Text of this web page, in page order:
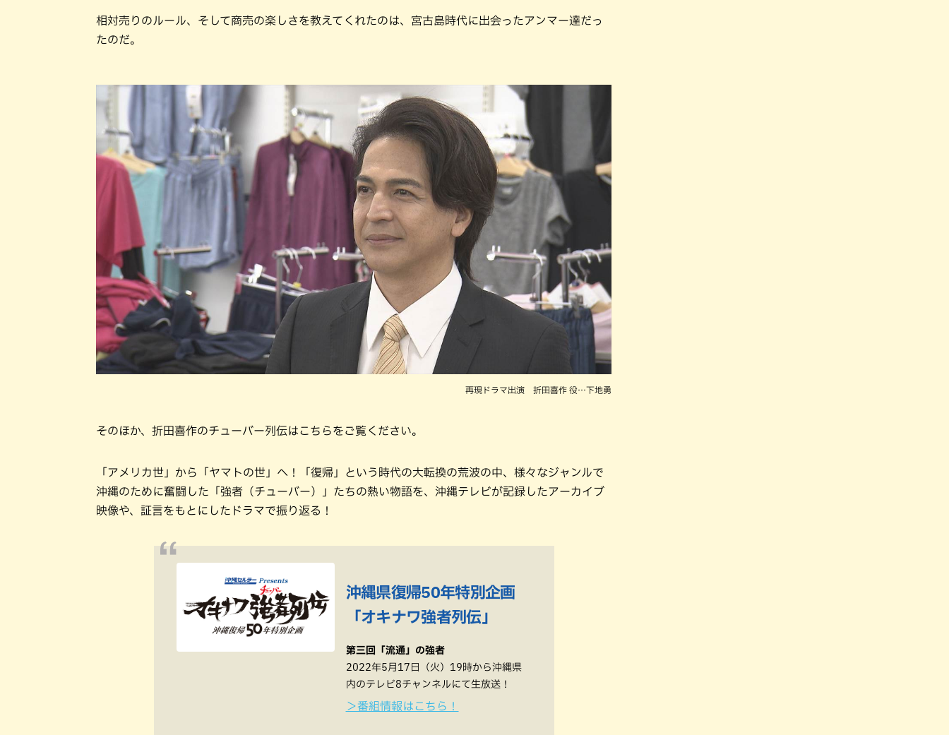
相対売りのルール、そして商売の楽しさを教えてくれたのは、宮古島時代に出会ったアンマー達だっ
たのだ。
再現ドラマ出演 折田喜作 役…下地勇
そのほか、折田喜作のチューバー列伝はこちらをご覧ください。
「アメリカ世」から「ヤマトの世」へ！「復帰」という時代の大転換の荒波の中、様々なジャンルで
沖縄のために奮闘した「強者（チューバー）」たちの熱い物語を、沖縄テレビが記録したアーカイブ
映像や、証言をもとにしたドラマで振り返る！
沖縄県復帰50年特別企画
「オキナワ強者列伝」
第三回「流通」の強者
2022年5月17日（火）19時から沖縄県
内のテレビ8チャンネルにて生放送！
＞番組情報はこちら！